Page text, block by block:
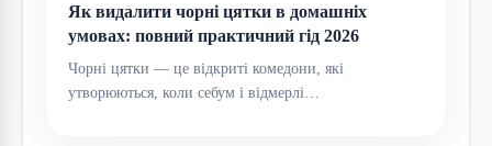
Як видалити чорні цятки в домашніх
умовах: повний практичний гід 2026
Чорні цятки — це відкриті комедони, які
утворюються, коли себум і відмерлі…